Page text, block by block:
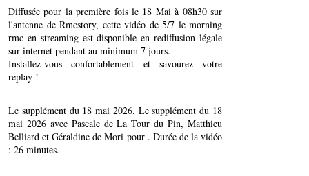
Diffusée pour la première fois le 18 Mai à 08h30 sur
l'antenne de Rmcstory, cette vidéo de 5/7 le morning
rmc en streaming est disponible en rediffusion légale
sur internet pendant au minimum 7 jours.
Installez-vous confortablement et savourez votre
replay !
Le supplément du 18 mai 2026. Le supplément du 18
mai 2026 avec Pascale de La Tour du Pin, Matthieu
Belliard et Géraldine de Mori pour . Durée de la vidéo
: 26 minutes.